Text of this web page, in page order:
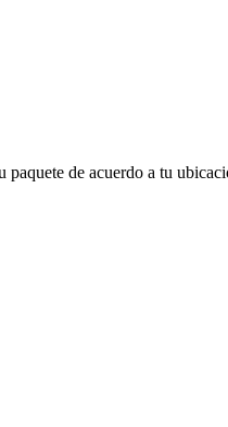
paquete de acuerdo a tu